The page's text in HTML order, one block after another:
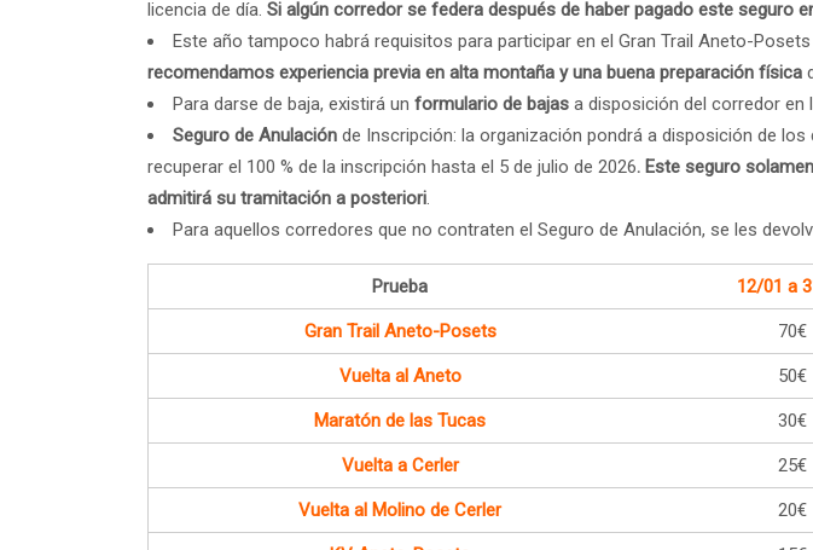
licencia de día. Si algún corredor se federa después de haber pagado este seguro
Este año tampoco habrá requisitos para participar en el Gran Trail Aneto-
recomendamos experiencia previa en alta montaña y una buena preparación física
Para darse de baja, existirá un formulario de bajas a disposición del corredor en
Seguro de Anulación de Inscripción: la organización pondrá a disposición de
recuperar el 100 % de la inscripción hasta el 5 de julio de 2026. Este seguro
admitirá su tramitación a posteriori.
Para aquellos corredores que no contraten el Seguro de Anulación, se les
Prueba 12/01 a
Gran Trail Aneto-Posets 70€
Vuelta al Aneto 50€
Maratón de las Tucas 30€
Vuelta a Cerler 25€
Vuelta al Molino de Cerler 20€